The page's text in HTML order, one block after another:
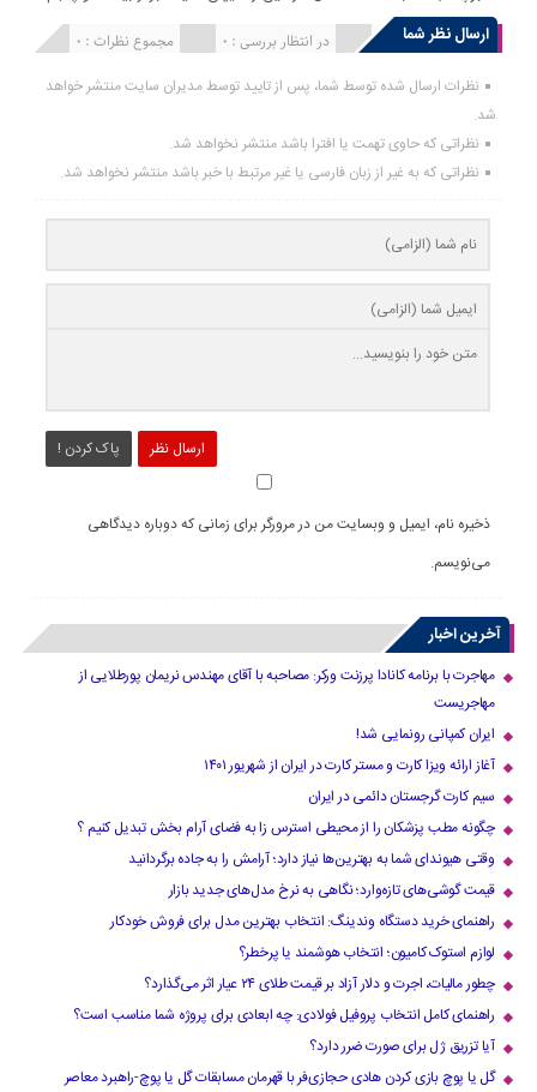
ارسال نظر شما
مجموع نظرات : 0 در انتظار بررسی : 0 انتشار یافته : 0
نظرات ارسال شده توسط شما، پس از تایید توسط مدیران سایت منتشر خواهد
شد.
نظراتی که حاوی تهمت یا افترا باشد منتشر نخواهد شد.
نظراتی که به غیر از زبان فارسی یا غیر مرتبط با خبر باشد منتشر نخواهد شد.
ارسال نظر پاک کردن !
ذخیره نام، ایمیل و وبسایت من در مرورگر برای زمانی که دوباره دیدگاهی
می‌نویسم.
آخرین اخبار
مهاجرت با برنامه کانادا پرزنت ورکر: مصاحبه با آقای مهندس نریمان پورطلایی از
مهاجریست
ایران کمپانی رونمایی شد!
آغاز ارائه ویزا کارت و مستر کارت در ایران از شهریور ۱۴۰۱
سیم کارت گرجستان دائمی در ایران
چگونه مطب پزشکان را از محیطی استرس زا به فضای آرام بخش تبدیل کنیم ؟
وقتی هیوندای شما به بهترین‌ها نیاز دارد؛ آرامش را به جاده برگردانید
قیمت گوشی‌های تازه‌وارد؛ نگاهی به نرخ مدل‌های جدید بازار
راهنمای خرید دستگاه وندینگ: انتخاب بهترین مدل برای فروش خودکار
لوازم استوک کامیون؛ انتخاب هوشمند یا پرخطر؟
چطور مالیات، اجرت و دلار آزاد بر قیمت طلای ۲۴ عیار اثر می‌گذارد؟
راهنمای کامل انتخاب پروفیل فولادی: چه ابعادی برای پروژه شما مناسب است؟
آیا تزریق ژل برای صورت ضرر دارد​؟
گل یا پوچ بازی کردن هادی حجازی‌فر با قهرمان مسابقات گل یا پوچ-راهبرد معاصر